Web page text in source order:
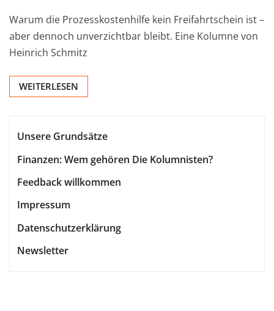
Warum die Prozesskostenhilfe kein Freifahrtschein ist –
aber dennoch unverzichtbar bleibt. Eine Kolumne von
Heinrich Schmitz
WEITERLESEN
Unsere Grundsätze
Finanzen: Wem gehören Die Kolumnisten?
Feedback willkommen
Impressum
Datenschutzerklärung
Newsletter